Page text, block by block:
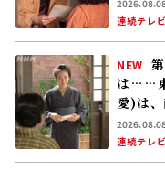
潟から
連続テレ
NEW
は……
愛)は
看護婦
な中、
た無償
連続テレ